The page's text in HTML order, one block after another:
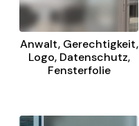
Anwalt, Gerechtigkeit,
Logo, Datenschutz,
Fensterfolie